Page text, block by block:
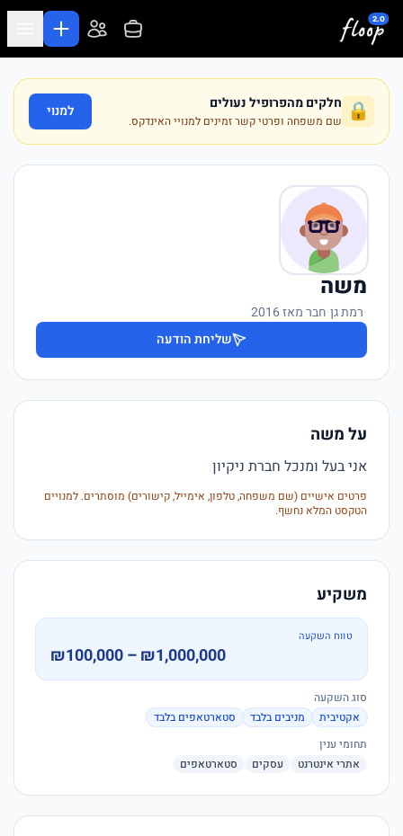
דלג לתוכן המרכזי
🔒 חלקים מהפרופיל נעולים
שם משפחה ופרטי קשר זמינים למנויי האינדקס.
למנוי
משה
·רמת גן·חבר מאז 2016
שליחת הודעה
על משה
אני בעל ומנכל חברת ניקיון
פרטים אישיים (שם משפחה, טלפון, אימייל, קישורים) מוסתרים. למנויים
הטקסט המלא נחשף.
משקיע
טווח השקעה
₪100,000 – ₪1,000,000
סוג השקעה
אקטיבית
מניבים בלבד
סטארטאפים בלבד
תחומי ענין
אתרי אינטרנט
עסקים סטארטאפים